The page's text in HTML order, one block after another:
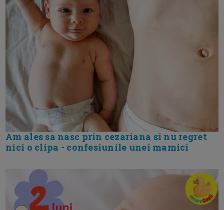
Am ales sa nasc prin cezariana si nu regret
nici o clipa - confesiunile unei mamici